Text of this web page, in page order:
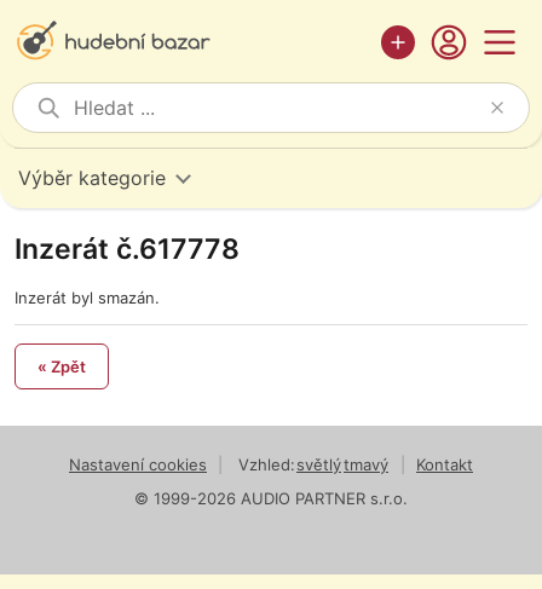
Výběr kategorie
Inzerát č.617778
Inzerát byl smazán.
« Zpět
Nastavení cookies Vzhled:světlýtmavý
Kontakt
© 1999-2026 AUDIO PARTNER s.r.o.